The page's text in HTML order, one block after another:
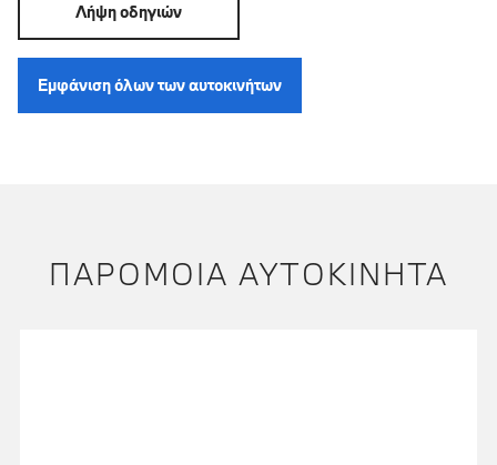
Λήψη οδηγιών
Εμφάνιση όλων των αυτοκινήτων
ΠΑΡΌΜΟΙΑ ΑΥΤΟΚΊΝΗΤΑ